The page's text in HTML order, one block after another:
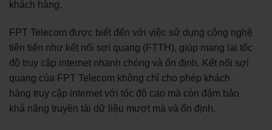
khách hàng.
FPT Telecom được biết đến với việc sử dụng công nghệ
tiên tiến như kết nối sợi quang (FTTH), giúp mang lại tốc
độ truy cập internet nhanh chóng và ổn định. Kết nối sợi
quang của FPT Telecom không chỉ cho phép khách
hàng truy cập internet với tốc độ cao mà còn đảm bảo
khả năng truyền tải dữ liệu mượt mà và ổn định.